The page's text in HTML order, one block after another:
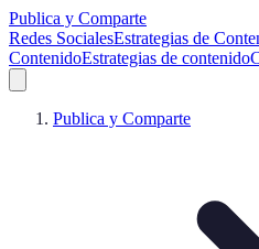
Publica y Comparte
Redes SocialesEstrategias de
ContenidoEstrategias de contenido
Publica y Comparte